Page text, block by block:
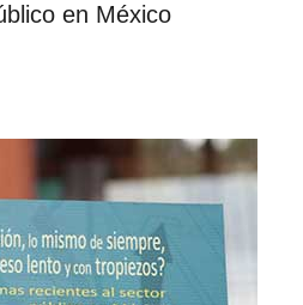
en México